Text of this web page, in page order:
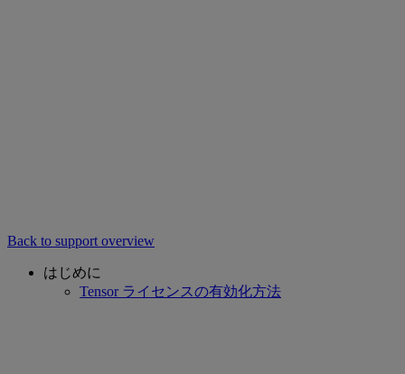
Back to support overview
はじめに
Tensor ライセンスの有効化方法